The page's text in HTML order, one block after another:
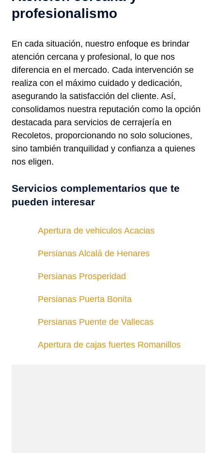
profesionalismo
En cada situación, nuestro enfoque es brindar
atención cercana y profesional, lo que nos
diferencia en el mercado. Cada intervención se
realiza con el máximo cuidado y dedicación,
asegurando la satisfacción del cliente. Así,
consolidamos nuestra reputación como la opción
destacada para servicios de cerrajería en
Recoletos, proporcionando no solo soluciones,
sino también tranquilidad y confianza a quienes
nos eligen.
Servicios complementarios que te
pueden interesar
Apertura de vehiculos Acacias
Persianas Alcalá de Henares
Persianas Prosperidad
Persianas Puerta Bonita
Persianas Puente de Vallecas
Apertura de cajas fuertes Romanillos